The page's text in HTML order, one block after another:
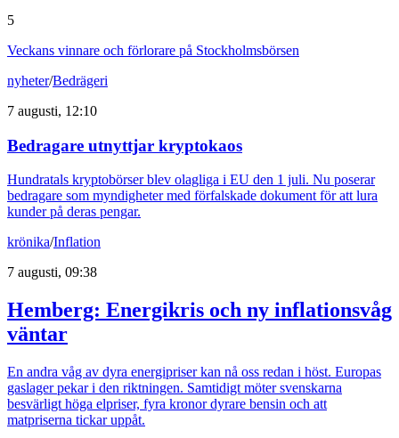
5
Veckans vinnare och förlorare på Stockholmsbörsen
nyheter/Bedrägeri
7 augusti, 12:10
Bedragare utnyttjar kryptokaos
Hundratals kryptobörser blev olagliga i EU den 1 juli. Nu poserar
bedragare som myndigheter med förfalskade dokument för att lura
kunder på deras pengar.
krönika/Inflation
7 augusti, 09:38
Hemberg: Energikris och ny inflationsvåg
väntar
En andra våg av dyra energipriser kan nå oss redan i höst. Europas
gaslager pekar i den riktningen. Samtidigt möter svenskarna
besvärligt höga elpriser, fyra kronor dyrare bensin och att
matpriserna tickar uppåt.